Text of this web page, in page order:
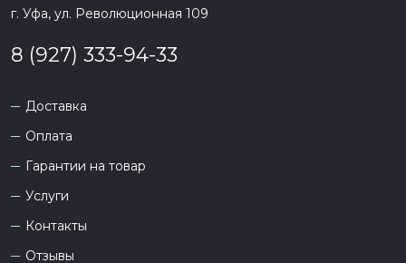
г. Уфа, ул. Революционная 109
8 (927) 333-94-33
Доставка
Оплата
Гарантии на товар
Услуги
Контакты
Отзывы